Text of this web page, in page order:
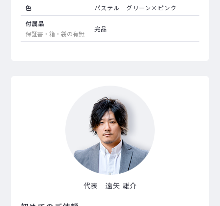
色
パステル グリーン×ピンク
付属品
保証書・箱・袋の有無
完品
代表 遠矢 雄介